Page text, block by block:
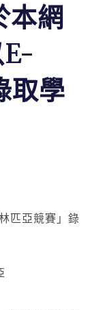
本網
取學
匹亞競賽」錄